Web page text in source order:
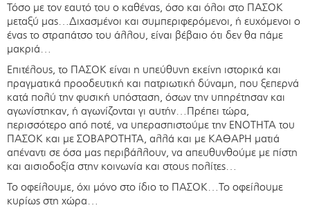
Τόσο με τον εαυτό του ο καθένας, όσο και όλοι στο ΠΑΣΟΚ
μεταξύ μας…Διχασμένοι και συμπεριφερόμενοι, ή ευχόμενοι ο
ένας το στραπάτσο του άλλου, είναι βέβαιο ότι δεν θα πάμε
μακριά…
Επιτέλους, το ΠΑΣΟΚ είναι η υπεύθυνη εκείνη ιστορικά και
πραγματικά προοδευτική και πατριωτική δύναμη, που ξεπερνά
κατά πολύ την φυσική υπόσταση, όσων την υπηρέτησαν και
αγωνίστηκαν, ή αγωνίζονται γι αυτήν…Πρέπει τώρα,
περισσότερο από ποτέ, να υπερασπιστούμε την ΕΝΟΤΗΤΑ του
ΠΑΣΟΚ και με ΣΟΒΑΡΟΤΗΤΑ, αλλά και με ΚΑΘΑΡΗ ματιά
απέναντι σε όσα μας περιβάλλουν, να απευθυνθούμε με πίστη
και αισιοδοξία στην κοινωνία και στους πολίτες…
Το οφείλουμε, όχι μόνο στο ίδιο το ΠΑΣΟΚ…Το οφείλουμε
κυρίως στη χώρα…